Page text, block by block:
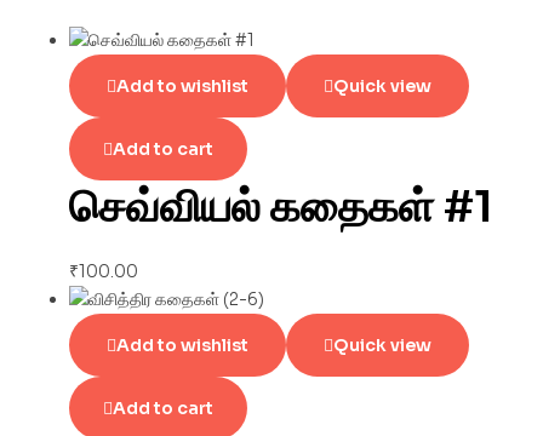
Add to wishlist Quick view
Add to cart
செவ்வியல் கதைகள் #1
₹100.00
Add to wishlist Quick view
Add to cart